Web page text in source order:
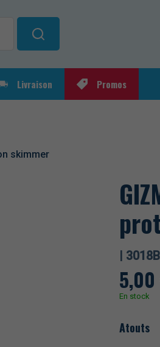
Livraison Promos
skimmer
5,00
En stock
Atouts